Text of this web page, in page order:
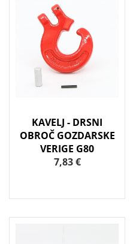
KAVELJ - DRSNI
OBROČ GOZDARSKE
VERIGE G80
7,83 €